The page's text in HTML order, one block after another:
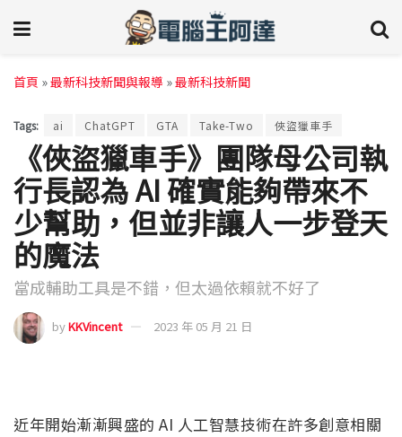
首頁 »最新科技新聞與報導 »最新科技新聞
Tags: ai ChatGPT GTA Take-Two 俠盜獵車手
《俠盜獵車手》團隊母公司執
行長認為 AI 確實能夠帶來不
少幫助，但並非讓人一步登天
的魔法
當成輔助工具是不錯，但太過依賴就不好了
byKKVincent 2023 年 05 月 21 日
近年開始漸漸興盛的 AI 人工智慧技術在許多創意相關